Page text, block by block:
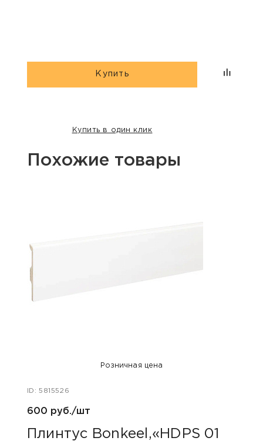
Купить
Купить в один клик
Похожие товары
Розничная цена
ID: 5815526
600 руб./шт
Плинтус Bonkeel,«HDPS 01